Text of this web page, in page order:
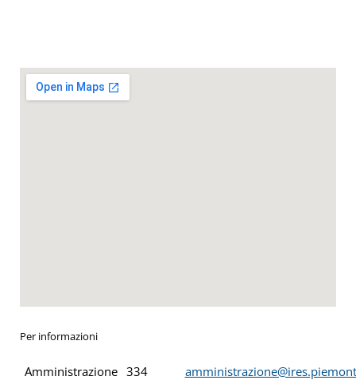
Per informazioni
Amministrazione 334